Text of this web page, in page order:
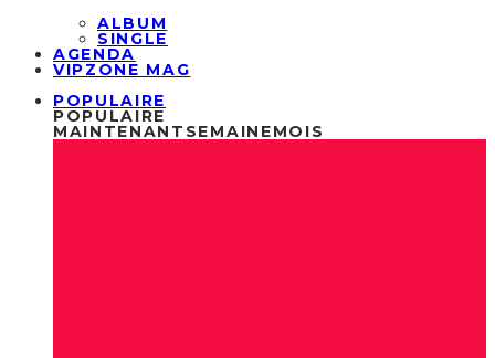
ALBUM
SINGLE
AGENDA
VIPZONE MAG
POPULAIRE
POPULAIRE
MAINTENANT SEMAINEMOIS